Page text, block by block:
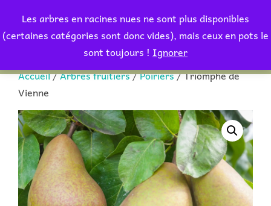
Les arbres en racines nues ne sont plus disponibles
(certaines catégories sont donc vides), mais ceux en pots le
sont toujours ! Ignorer
contenu
Rechercher :
Accueil/Arbres fruitiers/Poiriers/ Triomphe de
Vienne